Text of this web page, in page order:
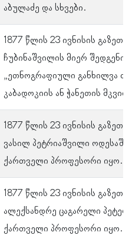
აბულაძე და სხვები.
1877 წლის 23 ივნისის გაზეთ
ჩუბინაშვილის მიერ
„ეთნოგრაფიული განხილვა
კაბადოკიის ან ჭანეთის
1877 წლის 23 ივნისის გაზეთი
ვასილ პეტრიაშვილი
ქართველი პროფესორი იყო.
1877 წლის 23 ივნისის გაზეთი
ალექსანდრე ცაგარელი
ქართველი პროფესორი იყო.